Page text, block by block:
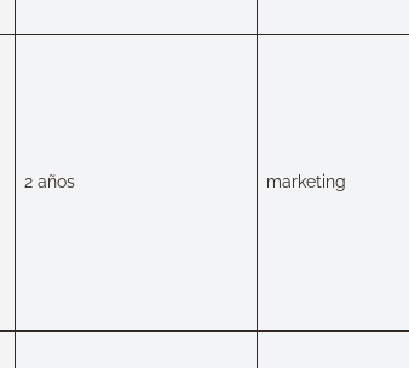
2 años marketing